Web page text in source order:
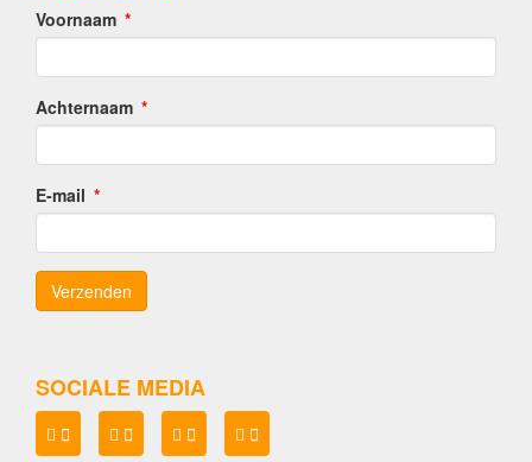
Voornaam
Achternaam
E-mail
SOCIALE MEDIA